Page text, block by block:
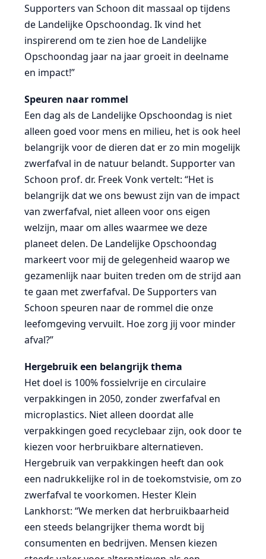
Supporters van Schoon dit massaal op tijdens
de Landelijke Opschoondag. Ik vind het
inspirerend om te zien hoe de Landelijke
Opschoondag jaar na jaar groeit in deelname
en impact!”
Speuren naar rommel
Een dag als de Landelijke Opschoondag is niet
alleen goed voor mens en milieu, het is ook heel
belangrijk voor de dieren dat er zo min mogelijk
zwerfafval in de natuur belandt. Supporter van
Schoon prof. dr. Freek Vonk vertelt: “Het is
belangrijk dat we ons bewust zijn van de impact
van zwerfafval, niet alleen voor ons eigen
welzijn, maar om alles waarmee we deze
planeet delen. De Landelijke Opschoondag
markeert voor mij de gelegenheid waarop we
gezamenlijk naar buiten treden om de strijd aan
te gaan met zwerfafval. De Supporters van
Schoon speuren naar de rommel die onze
leefomgeving vervuilt. Hoe zorg jij voor minder
afval?”
Hergebruik een belangrijk thema
Het doel is 100% fossielvrije en circulaire
verpakkingen in 2050, zonder zwerfafval en
microplastics. Niet alleen doordat alle
verpakkingen goed recyclebaar zijn, ook door te
kiezen voor herbruikbare alternatieven.
Hergebruik van verpakkingen heeft dan ook
een nadrukkelijke rol in de toekomstvisie, om zo
zwerfafval te voorkomen. Hester Klein
Lankhorst: “We merken dat herbruikbaarheid
een steeds belangrijker thema wordt bij
consumenten en bedrijven. Mensen kiezen